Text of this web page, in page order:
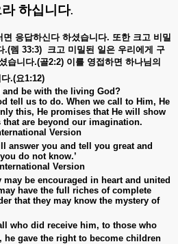
하십니다.
면 응답하신다 하셨습니다. 또한 크고 비밀
.(렘 33:3) 크고 미밀된 일은 우리에게 구
습니다.(골2:2) 이를 영접하면 하나님의
.(요1:12)
be with the living God?
tell us to do. When we call to Him, He
this, He promises that He will show
that are beyond our imagination.
Version
answer you and tell you great and
do not know.’
Version
may be encouraged in heart and united
have the full riches of complete
that they may know the mystery of
who did receive him, to those who
he gave the right to become children